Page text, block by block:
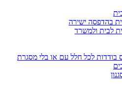
בהדפסה ישירה
לבית ולמשרד
בודדות לכל חלל עם או בלי מסגרת